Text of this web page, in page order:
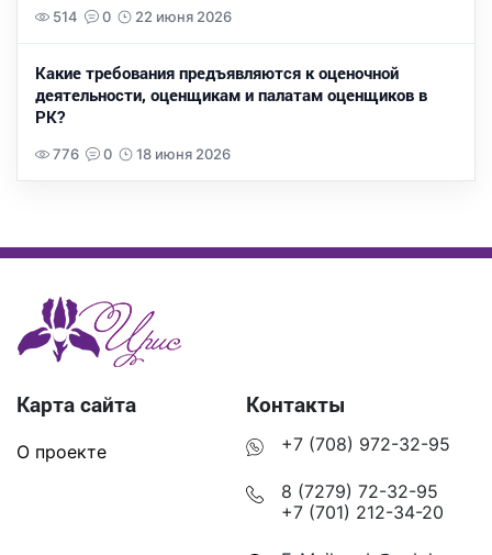
514 0 22 июня 2026
Какие требования предъявляются к оценочной
деятельности, оценщикам и палатам оценщиков в
РК?
776 0 18 июня 2026
Карта сайта
О проекте
Контакты
+7 (708) 972-32-95
8 (7279) 72-32-95
+7 (701) 212-34-20